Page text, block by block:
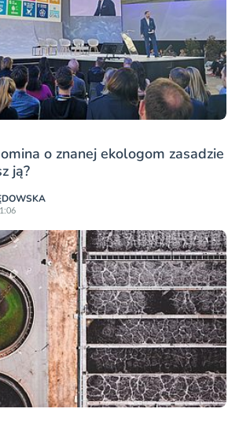
o znanej ekologom zasadzie
ją?